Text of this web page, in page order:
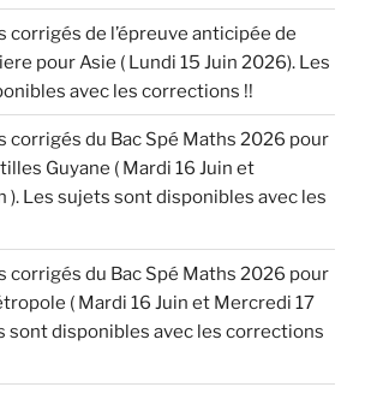
corrigés de l’épreuve anticipée de
pour Asie ( Lundi 15 Juin 2026). Les
avec les corrections !!
corrigés du Bac Spé Maths 2026 pour
Guyane ( Mardi 16 Juin et
). Les sujets sont disponibles avec les
corrigés du Bac Spé Maths 2026 pour
( Mardi 16 Juin et Mercredi 17
sont disponibles avec les corrections